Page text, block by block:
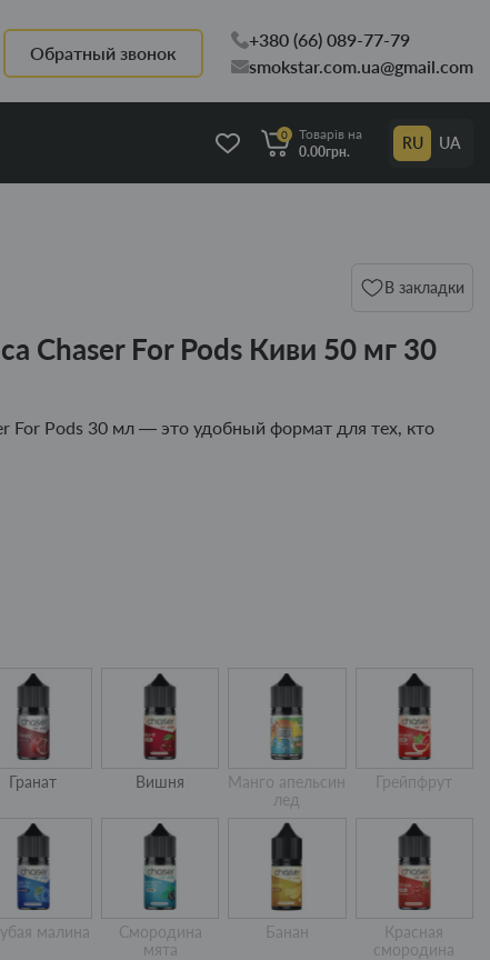
Обратный звонок
+380 (66) 089-77-79
smokstar.com.ua@gmail.com
0
Товарів на
0.00грн.
RU UA
В закладки
Chaser For Pods Киви 50 мг 30
For Pods 30 мл — это удобный формат для тех, кто
Гранат Вишня
Манго апельсин
лед
Грейпфрут
малина
Смородина
мята
Банан
Красная
смородина